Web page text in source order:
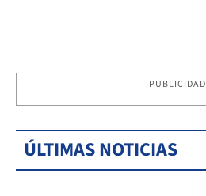
PUBLICIDAD
ÚLTIMAS NOTICIAS